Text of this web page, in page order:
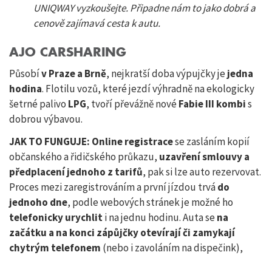
UNIQWAY vyzkoušejte. Připadne nám to jako dobrá a
cenově zajímavá cesta k autu.
AJO CARSHARING
Působív Praze a Brně, nejkratší doba výpujčky jejedna
hodina. Flotilu vozů, které jezdí výhradně na ekologicky
šetrné palivo LPG, tvoří převážně novéFabie III kombis
dobrou výbavou.
JAK TO FUNGUJE: Online registracese zasláním kopií
občanského a řidičského průkazu, uzavření smlouvy a
předplacení jednoho z tarifů, pak si lze auto rezervovat.
Proces mezi zaregistrováním a první jízdou trvádo
jednoho dne, podle webových stránek je možné ho
telefonicky urychliti na jednu hodinu. Auta sena
začátku a na konci zápůjčkyotevírají či zamykají
chytrým telefonem (nebo i zavoláním na dispečink),